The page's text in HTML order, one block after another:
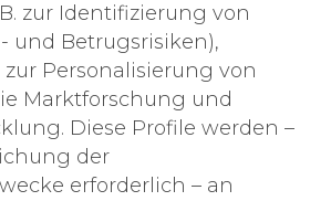
zur Identifizierung von
und Betrugsrisiken),
zur Personalisierung von
Marktforschung und
Diese Profile werden –
der
erforderlich – an